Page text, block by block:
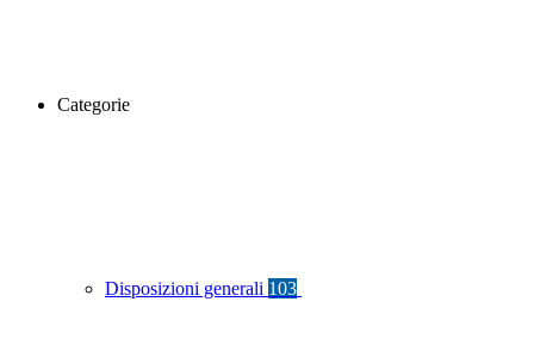
Categorie
Disposizioni generali 103